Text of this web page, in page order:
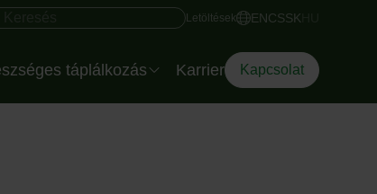
mező Gyors hozzáférés
Letöltések ENCSSK
táplálkozás
rendezvényre
Karrier Kapcsolat